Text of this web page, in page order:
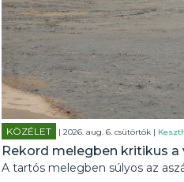
KÖZÉLET | 2026. aug. 6. csütörtök |
Rekord melegben kritikus a
A tartós melegben súlyos az